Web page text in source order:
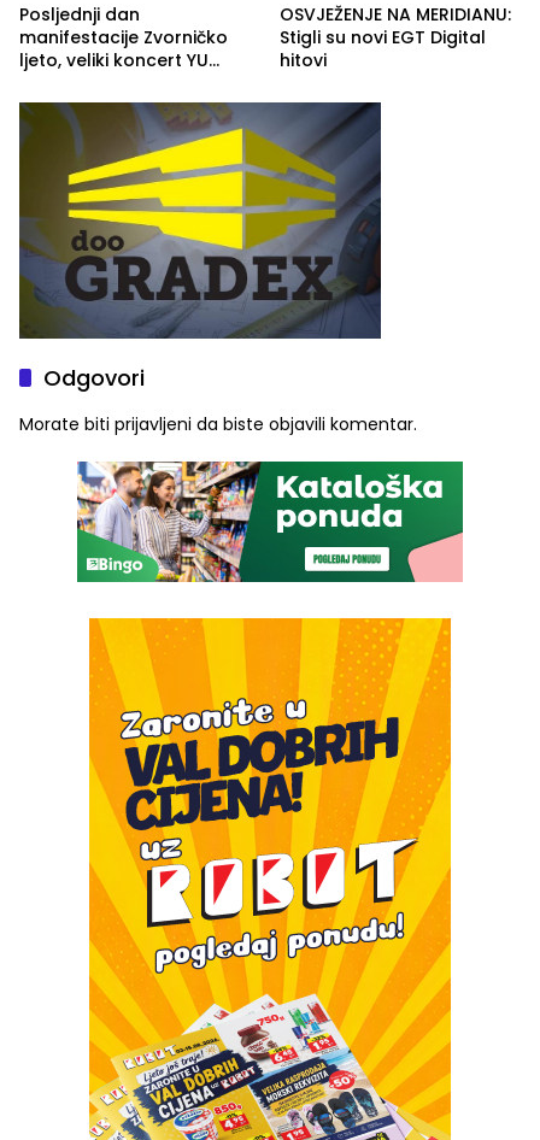
Posljednji dan
manifestacije Zvorničko
ljeto, veliki koncert YU
ove godine
OSVJEŽENJE NA MERIDIANU:
Stigli su novi EGT Digital
hitovi
Odgovori
Morate biti prijavljeni da biste objavili komentar.